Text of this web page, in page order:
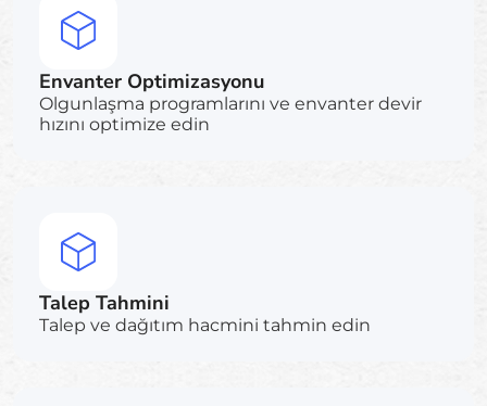
Envanter Optimizasyonu
Olgunlaşma programlarını ve envanter devir
hızını optimize edin
Talep Tahmini
Talep ve dağıtım hacmini tahmin edin